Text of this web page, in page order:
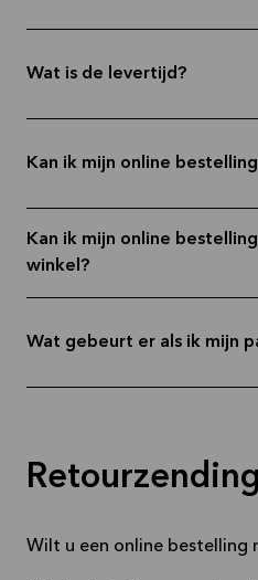
Wat is de levertijd?
Kan ik mijn online
Kan ik mijn online
winkel?
Wat gebeurt er als ik mijn
Wilt u een online bestelling